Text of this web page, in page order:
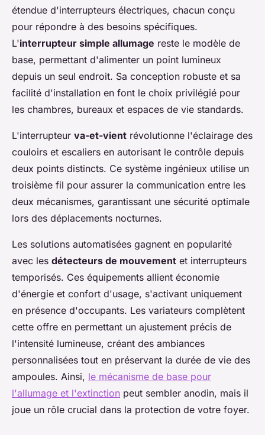
étendue d'interrupteurs électriques, chacun conçu
pour répondre à des besoins spécifiques.
L'interrupteur simple allumage reste le modèle de
base, permettant d'alimenter un point lumineux
depuis un seul endroit. Sa conception robuste et sa
facilité d'installation en font le choix privilégié pour
les chambres, bureaux et espaces de vie standards.
L'interrupteur va-et-vient révolutionne l'éclairage des
couloirs et escaliers en autorisant le contrôle depuis
deux points distincts. Ce système ingénieux utilise un
troisième fil pour assurer la communication entre les
deux mécanismes, garantissant une sécurité optimale
lors des déplacements nocturnes.
Les solutions automatisées gagnent en popularité
avec les détecteurs de mouvement et interrupteurs
temporisés. Ces équipements allient économie
d'énergie et confort d'usage, s'activant uniquement
en présence d'occupants. Les variateurs complètent
cette offre en permettant un ajustement précis de
l'intensité lumineuse, créant des ambiances
personnalisées tout en préservant la durée de vie des
ampoules. Ainsi, le mécanisme de base pour
l'allumage et l'extinction peut sembler anodin, mais il
joue un rôle crucial dans la protection de votre foyer.